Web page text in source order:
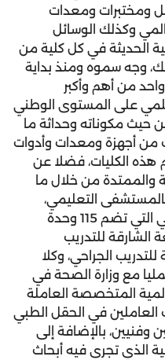
ومختبرات ومعدات
وكذلك الوسائل
الحديثة في كل كلية من
وجه سموه ومنذ بداية
من أهم وأكبر
على المستوى الوطني
حيث مكوناته وحداثة ما
من أجهزة ومعدات وأدوات
هذه الكليات، فضلا عن
والممتدة من خلال ما
التعليمي،
ومستشفى الأسنان الجامعي التي تضم 115 وحدة
الشارقة للتدريب
للتدريب الجراحي، وكلا
مع وزارة الصحة في
المتخصصة العاملة
العاملين في الحقل الطبي
بالإضافة إلى
الذي تجرى فيه أبحاث